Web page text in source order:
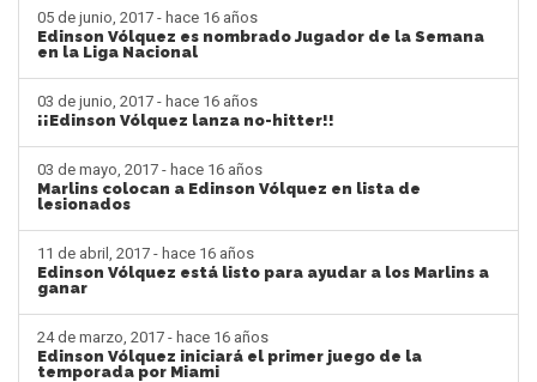
05 de junio, 2017 - hace 16 años
Edinson Vólquez es nombrado Jugador de la Semana
en la Liga Nacional
03 de junio, 2017 - hace 16 años
¡¡Edinson Vólquez lanza no-hitter!!
03 de mayo, 2017 - hace 16 años
Marlins colocan a Edinson Vólquez en lista de
lesionados
11 de abril, 2017 - hace 16 años
Edinson Vólquez está listo para ayudar a los Marlins a
ganar
24 de marzo, 2017 - hace 16 años
Edinson Vólquez iniciará el primer juego de la
temporada por Miami